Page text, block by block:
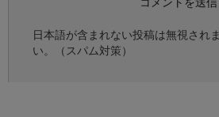
日本語が含まれない投稿は無視され
い。（スパム対策）